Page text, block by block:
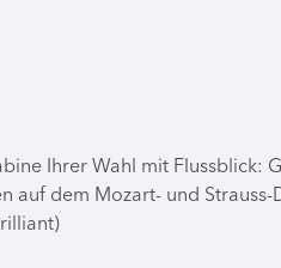
Ihrer Wahl mit Flussblick:
auf dem Mozart- und